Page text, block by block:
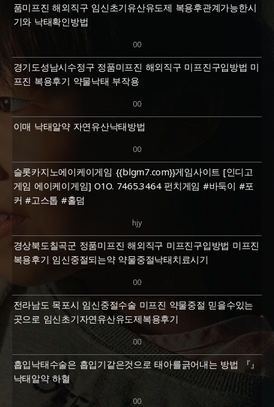
품미프진 해외직구 임신초기유산유도제 복용후관계가능한시
기와 낙태확인방법
00
경기도성남시수정구 정품미프진 해외직구 미프진구입방법 미
프진 복용후기 약물낙­태 부작용
00
이매 낙태알약 자연유산낙­태방법
00
슬롯카­지노에이케이게임 {{blgm7.com}}게임사이트 [인디고
게임 에이케이게임] O1O. 7465.3464 펀치게임 #바둑이 #포
커 #고스톱 #홀덤
hjy
경상북도칠곡군 정품미프진 해외직구 미프진구입방법 미프진
복용후기 임신중절되는약 약물중절낙태치료시기
00
전라남도 목포시 임신중절수술 미프진 약물중절 믿을수있는
곳으로 임신초기자연유산유도제복용후기
00
흡입낙태수술은 흡입기같은것으로 태아를긁어내는 방법 『』
낙­태알약 하혈
00